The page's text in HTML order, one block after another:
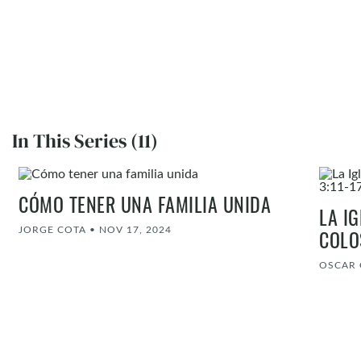
In This Series (11)
CÓMO TENER UNA FAMILIA UNIDA
JORGE COTA • NOV 17, 2024 LA
OSCAR